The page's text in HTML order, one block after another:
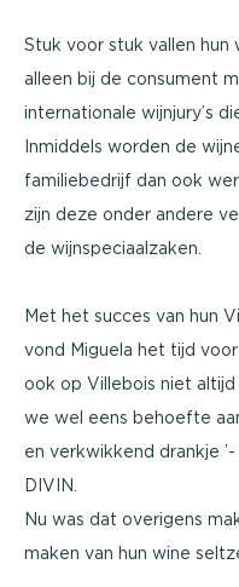
Stuk voor stuk vallen hun
alleen bij de consument
internationale wijnjury’s
Inmiddels worden de
familiebedrijf dan ook
zijn deze onder andere
de wijnspeciaalzaken.
Met het succes van hun
vond Miguela het tijd
ook op Villebois niet altijd
we wel eens behoefte
en verkwikkend drankje
DIVIN.
Nu was dat overigens
maken van hun wine